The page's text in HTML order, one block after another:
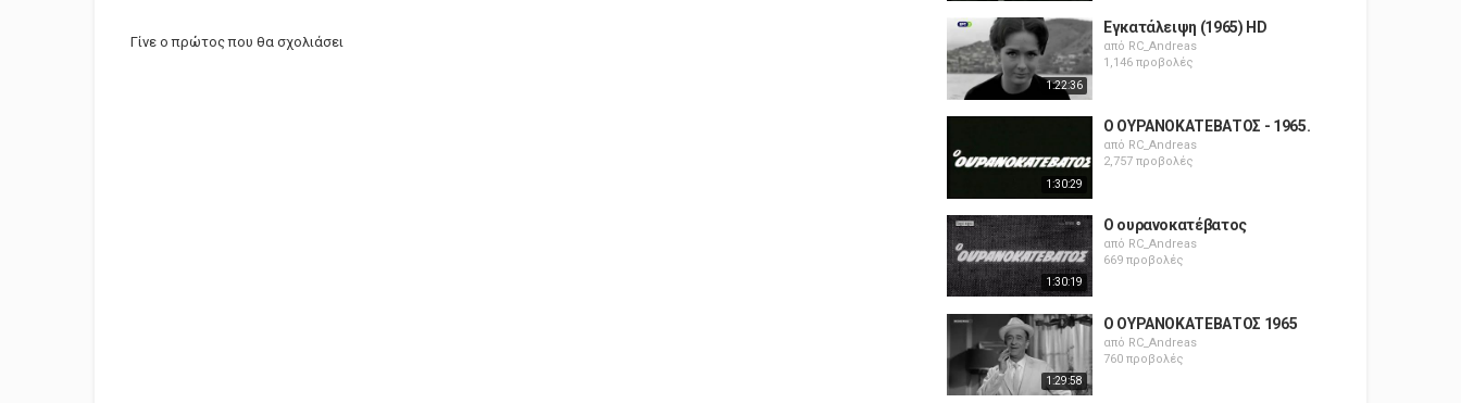
Γίνε ο πρώτος που θα σχολιάσει
1:22:36
Εγκατάλειψη (1965) HD
από RC_Andreas
1,146 προβολές
1:30:29
Ο ΟΥΡΑΝΟΚΑΤΕΒΑΤΟΣ - 1965.
από RC_Andreas
2,757 προβολές
1:30:19
Ο ουρανοκατέβατος
από RC_Andreas
669 προβολές
1:29:58
Ο ΟΥΡΑΝΟΚΑΤΕΒΑΤΟΣ 1965
από RC_Andreas
760 προβολές